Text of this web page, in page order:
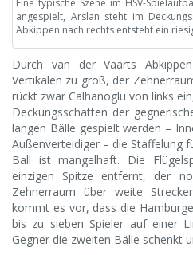
Eine typische Szene im HSV-
angespielt, Arslan steht im
Abkippen nach rechts entsteht ein
Durch van der Vaarts
Vertikalen zu groß, der
rückt zwar Calhanoglu von links
Deckungsschatten der
langen Bälle gespielt werden –
Außenverteidiger – die Staffelung
Ball ist mangelhaft. Die
einzigen Spitze entfernt, der
Zehnerraum über weite
kommt es vor, dass die
bis zu sieben Spieler auf einer
Gegner die zweiten Bälle schenkt